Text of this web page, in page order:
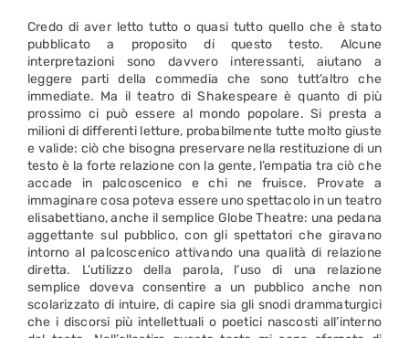
Credo di aver letto tutto o quasi tutto quello che è stato
pubblicato a proposito di questo testo. Alcune
interpretazioni sono davvero interessanti, aiutano a
leggere parti della commedia che sono tutt’altro che
immediate. Ma il teatro di Shakespeare è quanto di più
prossimo ci può essere al mondo popolare. Si presta a
milioni di differenti letture, probabilmente tutte molto giuste
e valide: ciò che bisogna preservare nella restituzione di un
testo è la forte relazione con la gente, l’empatia tra ciò che
accade in palcoscenico e chi ne fruisce. Provate a
immaginare cosa poteva essere uno spettacolo in un teatro
elisabettiano, anche il semplice Globe Theatre: una pedana
aggettante sul pubblico, con gli spettatori che giravano
intorno al palcoscenico attivando una qualità di relazione
diretta. L’utilizzo della parola, l’uso di una relazione
semplice doveva consentire a un pubblico anche non
scolarizzato di intuire, di capire sia gli snodi drammaturgici
che i discorsi più intellettuali o poetici nascosti all’interno